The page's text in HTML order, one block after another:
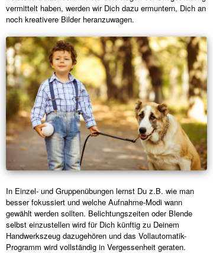
vermittelt haben, werden wir Dich dazu ermuntern, Dich an
noch kreativere Bilder heranzuwagen.
In Einzel- und Gruppenübungen lernst Du z.B. wie man
besser fokussiert und welche Aufnahme-Modi wann
gewählt werden sollten. Belichtungszeiten oder Blende
selbst einzustellen wird für Dich künftig zu Deinem
Handwerkszeug dazugehören und das Vollautomatik-
Programm wird vollständig in Vergessenheit geraten.